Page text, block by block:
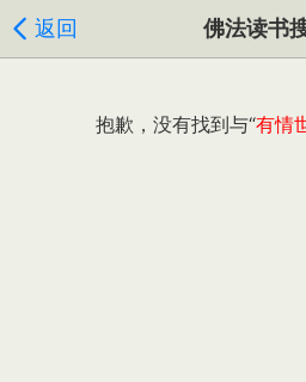
返回 佛法读书
抱歉，没有找到与“有情